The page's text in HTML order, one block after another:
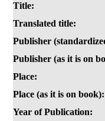
Title:
Translated title:
Publisher
Publisher (as it is on
Place:
Place (as it is on book):
Year of Publication: